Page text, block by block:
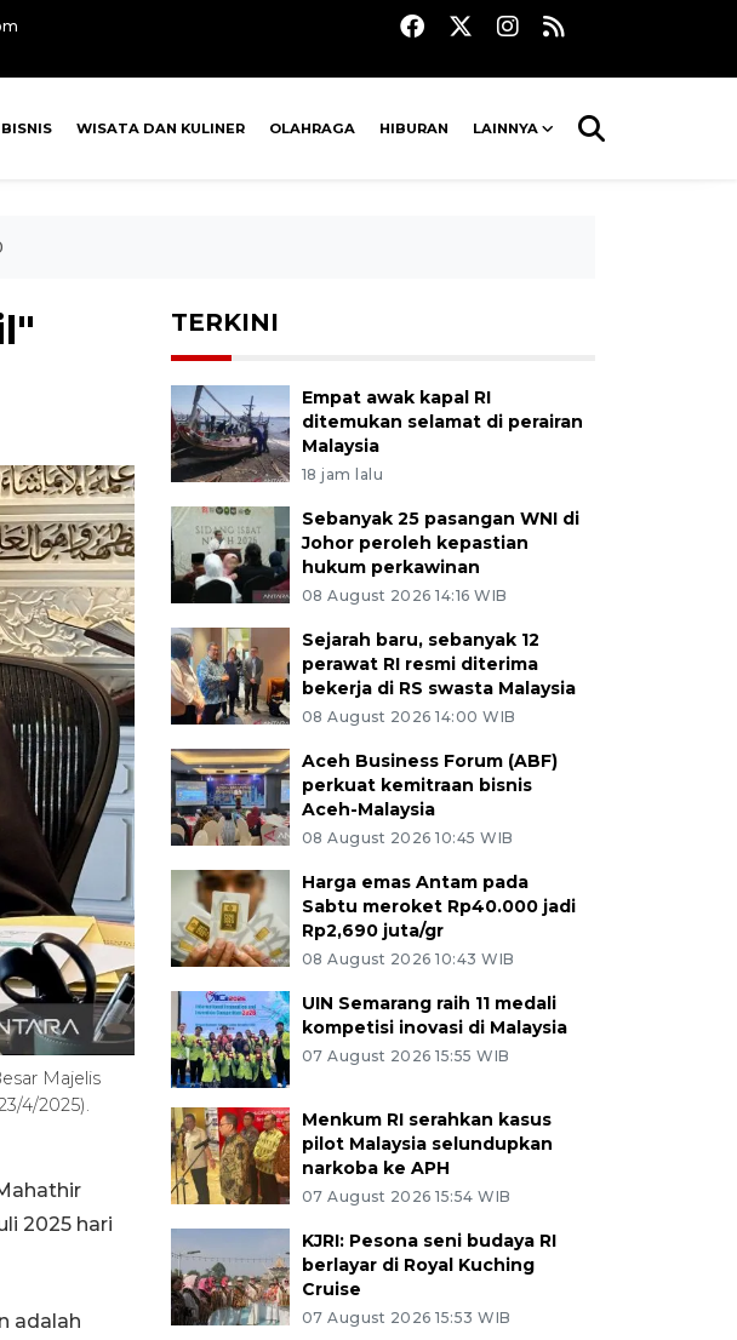
WISATA DAN KULINER OLAHRAGA HIBURAN LAINNYA
Majelis
4/2025).
2025 hari
adalah
TERKINI
Empat awak kapal RI
ditemukan selamat di perairan
Malaysia
18 jam lalu
Sebanyak 25 pasangan WNI di
Johor peroleh kepastian
hukum perkawinan
08 August 2026 14:16 WIB
Sejarah baru, sebanyak 12
perawat RI resmi diterima
bekerja di RS swasta Malaysia
08 August 2026 14:00 WIB
Aceh Business Forum (ABF)
perkuat kemitraan bisnis
Aceh-Malaysia
08 August 2026 10:45 WIB
Harga emas Antam pada
Sabtu meroket Rp40.000 jadi
Rp2,690 juta/gr
08 August 2026 10:43 WIB
UIN Semarang raih 11 medali
kompetisi inovasi di Malaysia
07 August 2026 15:55 WIB
Menkum RI serahkan kasus
pilot Malaysia selundupkan
narkoba ke APH
07 August 2026 15:54 WIB
KJRI: Pesona seni budaya RI
berlayar di Royal Kuching
Cruise
07 August 2026 15:53 WIB